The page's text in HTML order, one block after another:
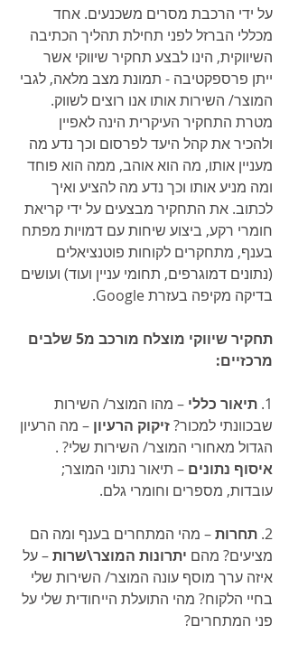
על ידי הרכבת מסרים משכנעים. אחד
מכללי הברזל לפני תחילת תהליך הכתיבה
השיווקית, הינו לבצע תחקיר שיווקי אשר
ייתן פרספקטיבה - תמונת מצב מלאה, לגבי
המוצר/ השירות אותו אנו רוצים לשווק.
מטרת התחקיר העיקרית הינה לאפיין
ולהכיר את קהל היעד לפרסום וכך נדע מה
מעניין אותו, מה הוא אוהב, ממה הוא פוחד
ומה מניע אותו וכך נדע מה להציע ואיך
לכתוב. את התחקיר מבצעים על ידי קריאת
חומרי רקע, ביצוע שיחות עם דמויות מפתח
בענף, מתחקרים לקוחות פוטנציאלים
(נתונים דמוגרפים, תחומי עניין ועוד) ועושים
בדיקה מקיפה בעזרת Google.
תחקיר שיווקי מוצלח מורכב מ5 שלבים
מרכזיים:
1. תיאור כללי – מהו המוצר/ השירות
שבכוונתי למכור? זיקוק הרעיון – מה הרעיון
הגדול מאחורי המוצר/ השירות שלי? .
איסוף נתונים – תיאור נתוני המוצר;
עובדות, מספרים וחומרי גלם.
2. תחרות – מהי המתחרים בענף ומה הם
מציעים? מהם יתרונות המוצר\שרות – על
איזה ערך מוסף עונה המוצר/ השירות שלי
בחיי הלקוח? מהי התועלת הייחודית שלי על
פני המתחרים?